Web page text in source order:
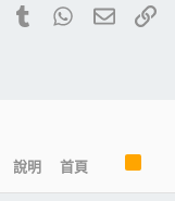
PinterestTumblrWhatsApp
電子
說明 首頁
S